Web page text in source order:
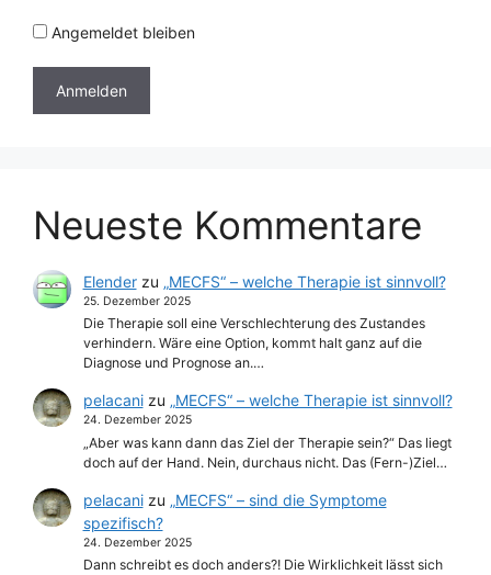
Angemeldet bleiben
Neueste Kommentare
Elenderzu „MECFS“ – welche Therapie ist sinnvoll?
25. Dezember 2025
Die Therapie soll eine Verschlechterung des Zustandes
verhindern. Wäre eine Option, kommt halt ganz auf die
Diagnose und Prognose an.…
pelacanizu „MECFS“ – welche Therapie ist sinnvoll?
24. Dezember 2025
„Aber was kann dann das Ziel der Therapie sein?“ Das liegt
doch auf der Hand. Nein, durchaus nicht. Das (Fern-)Ziel…
pelacanizu „MECFS“ – sind die Symptome
spezifisch?
24. Dezember 2025
Dann schreibt es doch anders?! Die Wirklichkeit lässt sich